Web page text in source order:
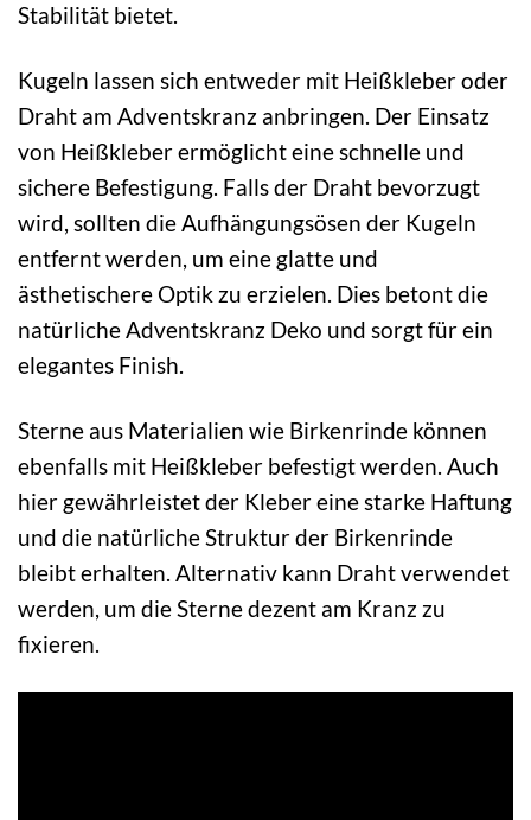
Stabilität bietet.
Kugeln lassen sich entweder mit Heißkleber oder
Draht am Adventskranz anbringen. Der Einsatz
von Heißkleber ermöglicht eine schnelle und
sichere Befestigung. Falls der Draht bevorzugt
wird, sollten die Aufhängungsösen der Kugeln
entfernt werden, um eine glatte und
ästhetischere Optik zu erzielen. Dies betont die
natürliche Adventskranz Deko und sorgt für ein
elegantes Finish.
Sterne aus Materialien wie Birkenrinde können
ebenfalls mit Heißkleber befestigt werden. Auch
hier gewährleistet der Kleber eine starke Haftung
und die natürliche Struktur der Birkenrinde
bleibt erhalten. Alternativ kann Draht verwendet
werden, um die Sterne dezent am Kranz zu
fixieren.